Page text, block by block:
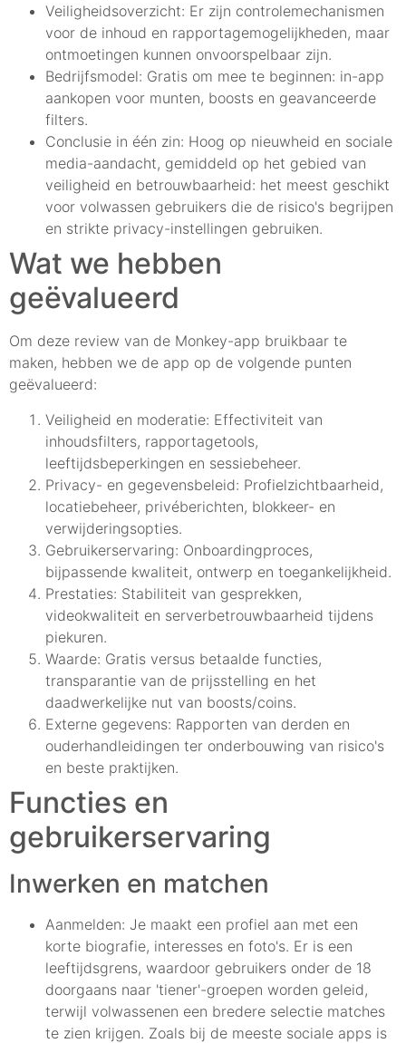
Veiligheidsoverzicht: Er zijn controlemechanismen
voor de inhoud en rapportagemogelijkheden, maar
ontmoetingen kunnen onvoorspelbaar zijn.
Bedrijfsmodel: Gratis om mee te beginnen: in-app
aankopen voor munten, boosts en geavanceerde
filters.
Conclusie in één zin: Hoog op nieuwheid en sociale
media-aandacht, gemiddeld op het gebied van
veiligheid en betrouwbaarheid: het meest geschikt
voor volwassen gebruikers die de risico's begrijpen
en strikte privacy-instellingen gebruiken.
Wat we hebben
geëvalueerd
Om deze review van de Monkey-app bruikbaar te
maken, hebben we de app op de volgende punten
geëvalueerd:
Veiligheid en moderatie: Effectiviteit van
inhoudsfilters, rapportagetools,
leeftijdsbeperkingen en sessiebeheer.
Privacy- en gegevensbeleid: Profielzichtbaarheid,
locatiebeheer, privéberichten, blokkeer- en
verwijderingsopties.
Gebruikerservaring: Onboardingproces,
bijpassende kwaliteit, ontwerp en toegankelijkheid.
Prestaties: Stabiliteit van gesprekken,
videokwaliteit en serverbetrouwbaarheid tijdens
piekuren.
Waarde: Gratis versus betaalde functies,
transparantie van de prijsstelling en het
daadwerkelijke nut van boosts/coins.
Externe gegevens: Rapporten van derden en
ouderhandleidingen ter onderbouwing van risico's
en beste praktijken.
Functies en
gebruikerservaring
Inwerken en matchen
Aanmelden: Je maakt een profiel aan met een
korte biografie, interesses en foto's. Er is een
leeftijdsgrens, waardoor gebruikers onder de 18
doorgaans naar 'tiener'-groepen worden geleid,
terwijl volwassenen een bredere selectie matches
te zien krijgen. Zoals bij de meeste sociale apps is